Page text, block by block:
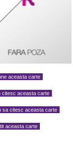
aceasta carte
citesc aceasta carte
sa citesc aceasta carte
aceasta carte